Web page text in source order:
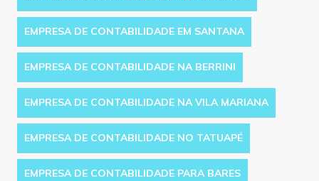
EMPRESA DE CONTABILIDADE EM SANTANA
EMPRESA DE CONTABILIDADE NA BERRINI
EMPRESA DE CONTABILIDADE NA VILA MARIANA
EMPRESA DE CONTABILIDADE NO TATUAPÉ
EMPRESA DE CONTABILIDADE PARA BARES